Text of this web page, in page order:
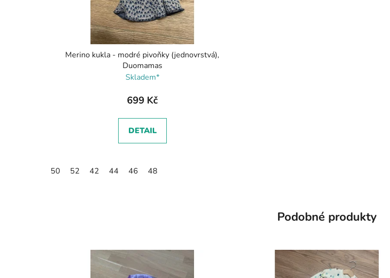
Merino kukla - modré pivoňky (jednovrstvá),
Duomamas
Skladem*
699 Kč
DETAIL
50 52 42 44 46 48
Podobné produkty